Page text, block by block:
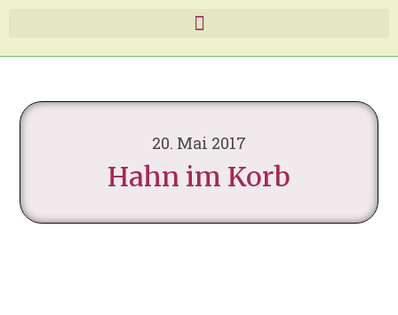
20. Mai 2017
Hahn im Korb